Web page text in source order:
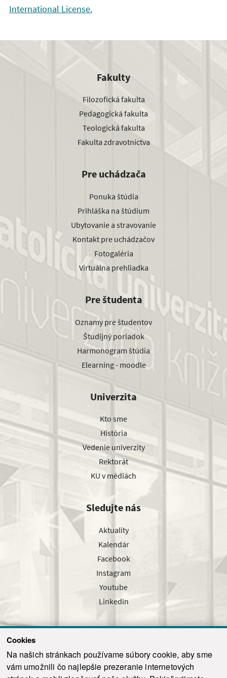
Cookies
Na našich stránkach používame súbory cookie, aby sme
vám umožnili čo najlepšie prezeranie internetových
International License.
Fakulty
Filozofická fakulta
Pedagogická fakulta
Teologická fakulta
Fakulta zdravotníctva
Pre uchádzača
Ponuka štúdia
Prihláška na štúdium
Ubytovanie a stravovanie
Kontakt pre uchádzačov
Fotogaléria
Virtuálna prehliadka
Pre študenta
Oznamy pre študentov
Študijný poriadok
Harmonogram štúdia
Elearning - moodle
Univerzita
Kto sme
História
Vedenie univerzity
Rektorát
KU v médiách
Sledujte nás
Aktuality
Kalendár
Facebook
Instagram
Youtube
Linkedin